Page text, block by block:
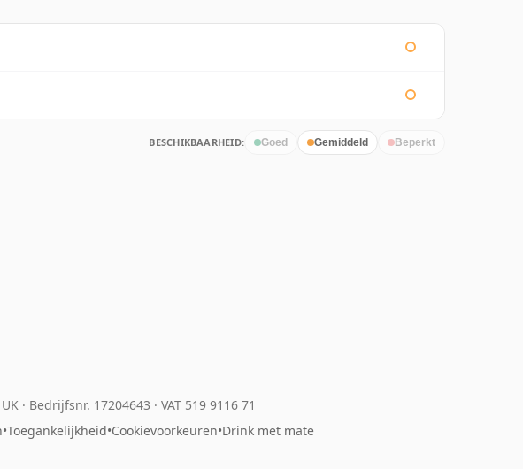
BESCHIKBAARHEID: Goed Gemiddeld Beperkt
· Bedrijfsnr. 17204643 · VAT 519 9116 71
•Toegankelijkheid•Cookievoorkeuren•Drink met mate